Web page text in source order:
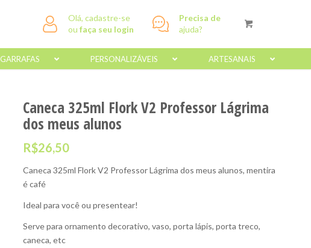
Olá, cadastre-se
oufaça seu login
Precisa de
ajuda?
GARRAFAS PERSONALIZÁVEIS ARTESANAIS
Caneca 325ml Flork V2 Professor Lágrima
dos meus alunos
R$26,50
Caneca 325ml Flork V2 Professor Lágrima dos meus alunos, mentira
é café
Ideal para você ou presentear!
Serve para ornamento decorativo, vaso, porta lápis, porta treco,
caneca, etc